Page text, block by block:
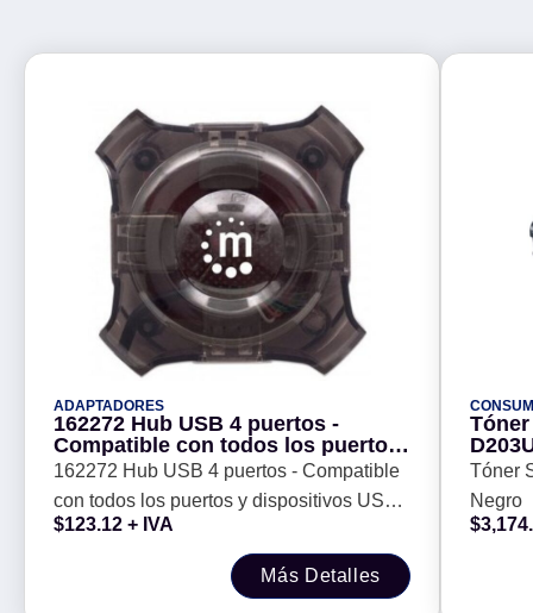
ADAPTADORES
162272 Hub USB 4 puertos -
Compatible con todos los puertos
y dispositivos USB, 3 años de
garantia.
162272 Hub USB 4 puertos - Compatible
con todos los puertos y dispositivos USB,
3 años de garantia.
$123.12 + IVA
Más Detalles
Tóner
Tóner
Negro
$